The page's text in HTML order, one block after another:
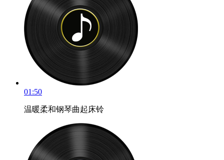
01:50
温暖柔和钢琴曲起床铃